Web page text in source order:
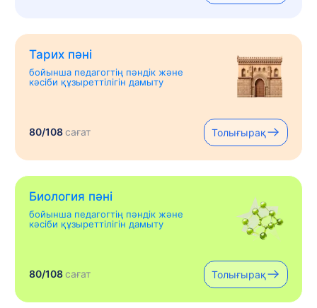
Тарих пәні
бойынша педагогтің пәндік және
кәсіби құзыреттілігін дамыту
80/108сағат Толығырақ
Биология пәні
бойынша педагогтің пәндік және
кәсіби құзыреттілігін дамыту
80/108сағат Толығырақ